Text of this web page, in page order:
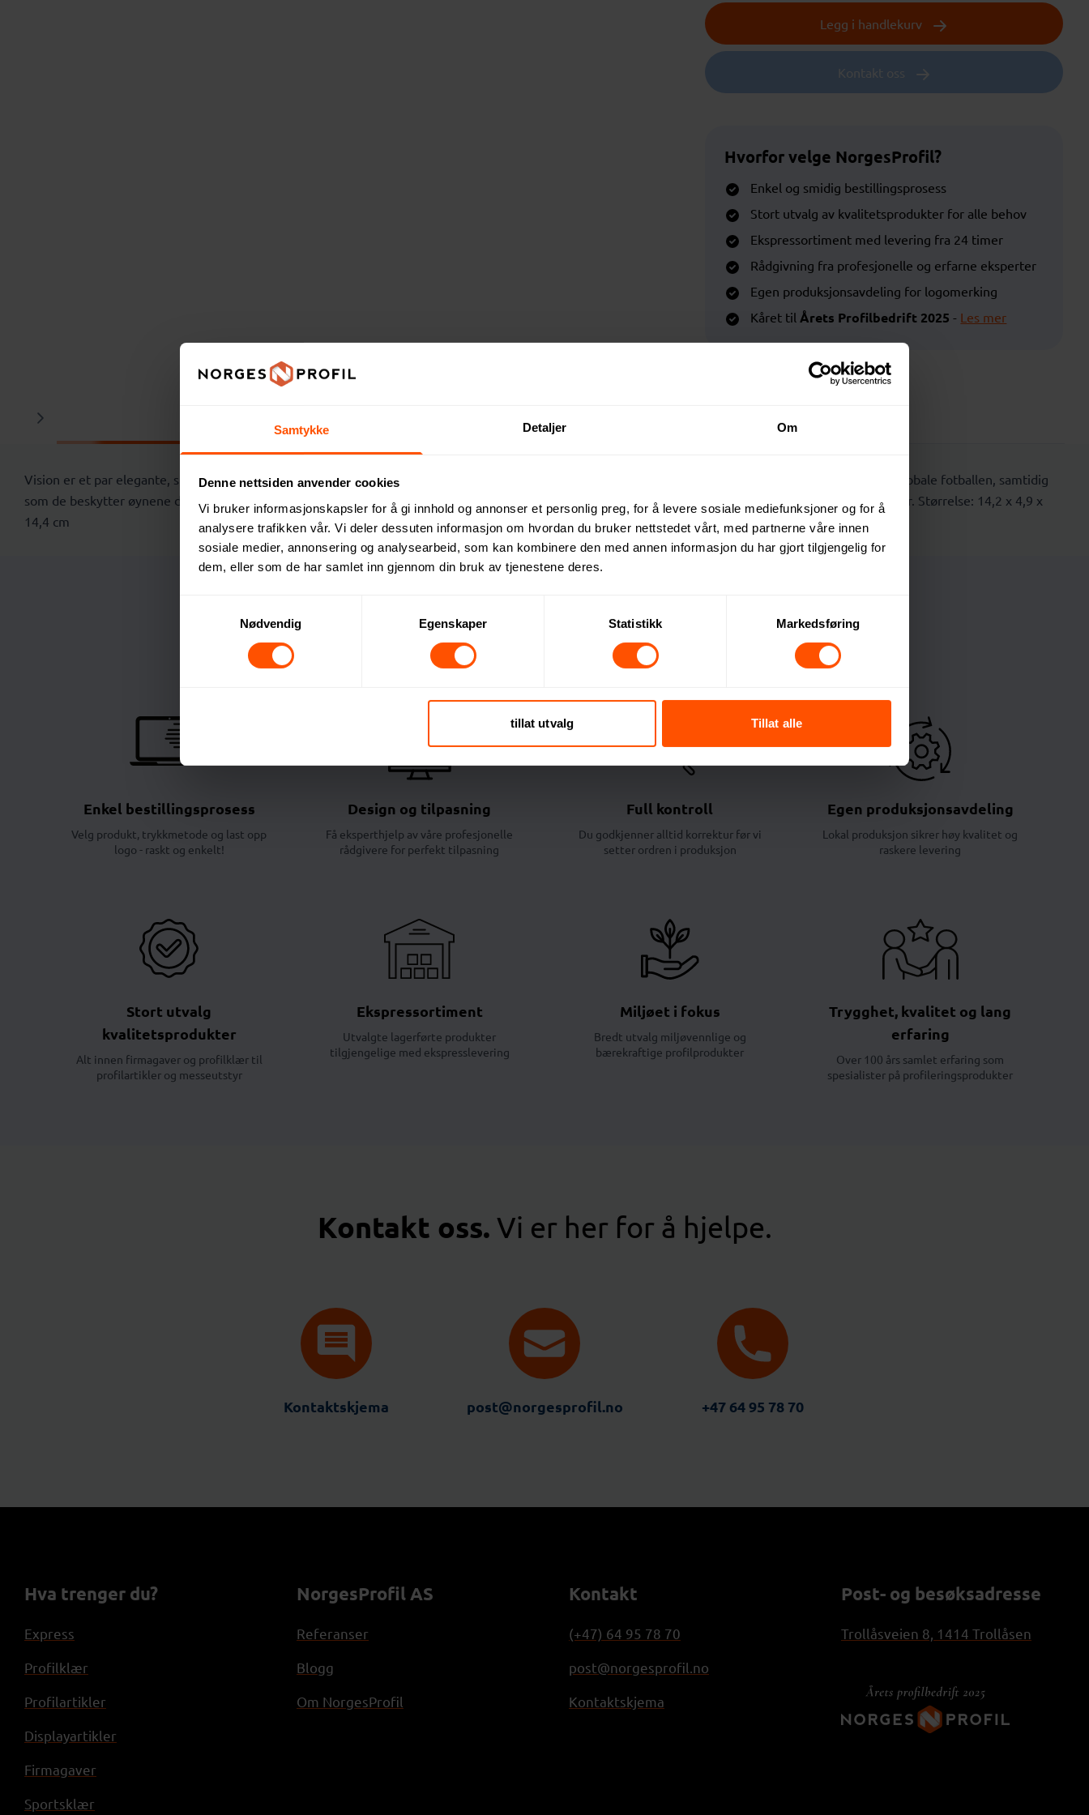
Samtykke Detaljer Om
Denne nettsiden anvender cookies
Vi bruker informasjonskapsler for å gi innhold og annonser et personlig preg, for å levere sosiale mediefunksjoner og for å
analysere trafikken vår. Vi deler dessuten informasjon om hvordan du bruker nettstedet vårt, med partnerne våre innen
sosiale medier, annonsering og analysearbeid, som kan kombinere den med annen informasjon du har gjort tilgjengelig for
dem, eller som de har samlet inn gjennom din bruk av tjenestene deres.
Nødvendig
Egenskaper Statistikk Markedsføring
tillat utvalg Tillat alle
Legg i handlekurv
Kontakt oss
Hvorfor velge NorgesProfil?
Enkel og smidig bestillingsprosess
Stort utvalg av kvalitetsprodukter for alle behov
Ekspressortiment med levering fra 24 timer
Rådgivning fra profesjonelle og erfarne eksperter
Egen produksjonsavdeling for logomerking
Kåret til Årets Profilbedrift 2025 - Les mer
Vision er et par elegante, sporty solbriller designet for fans som elsker stil like mye som fotball. Med flaggtrykk på glassene feirer disse solbrillene den globale fotballen, samtidig
som de beskytter øynene dine. Solbrillene er lette, slitesterke og bygget for bevegelse, og er perfekte for stadioner, festivaler eller andre solfylte eventyr. Størrelse: 14,2 x 4,9 x
14,4 cm
Dette kan du forvente:
Enkel bestillingsprosess
Velg produkt, trykkmetode og last opp
logo - raskt og enkelt!
Design og tilpasning
Få eksperthjelp av våre profesjonelle
rådgivere for perfekt tilpasning
Full kontroll
Du godkjenner alltid korrektur før vi
setter ordren i produksjon
Egen produksjonsavdeling
Lokal produksjon sikrer høy kvalitet og
raskere levering
Stort utvalg
kvalitetsprodukter
Alt innen firmagaver og profilklær til
profilartikler og messeutstyr
Ekspressortiment
Utvalgte lagerførte produkter
tilgjengelige med ekspresslevering
Miljøet i fokus
Bredt utvalg miljøvennlige og
bærekraftige profilprodukter
Trygghet, kvalitet og lang
erfaring
Over 100 års samlet erfaring som
spesialister på profileringsprodukter
Kontakt oss. Vi er her for å hjelpe.
Kontaktskjema post@norgesprofil.no +47 64 95 78 70
Hva trenger du?
Express
Profilklær
Profilartikler
Displayartikler
Firmagaver
Sportsklær
NorgesProfil AS
Referanser
Blogg
Om NorgesProfil
Kontakt
(+47) 64 95 78 70
post@norgesprofil.no
Kontaktskjema
Post- og besøksadresse
Trollåsveien 8, 1414 Trollåsen